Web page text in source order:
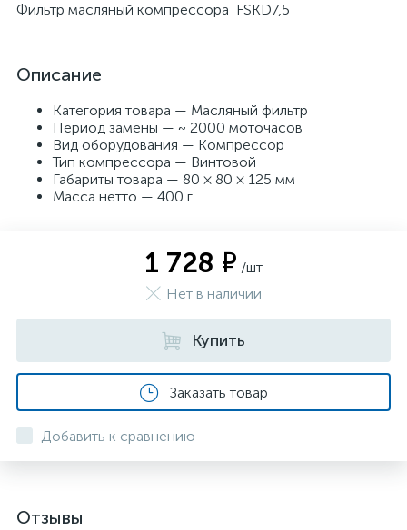
Фильтр масляный компрессора FSKD7,5
Описание
Категория товара — Масляный фильтр
Период замены — ~ 2000 моточасов
Вид оборудования — Компрессор
Тип компрессора — Винтовой
Габариты товара — 80 × 80 × 125 мм
Масса нетто — 400 г
1 728 ₽ /шт
Нет в наличии
Купить
Заказать товар
Добавить к сравнению
Отзывы